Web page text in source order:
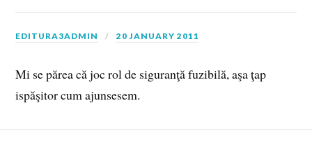
EDITURA3ADMIN 20 JANUARY 2011
Mi se părea că joc rol de siguranţă fuzibilă, aşa ţap
ispăşitor cum ajunsesem.